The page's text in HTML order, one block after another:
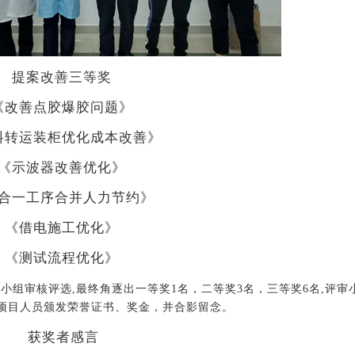
提案改善三等奖
改善点胶爆胶问题》
运装柜优化成本改善》
示波器改善优化》
一工序合并人力节约》
《借电施工优化》
《测试流程优化》
审核评选,最终角逐出一等奖1名，二等奖3名，三等奖6名,评审
目人员颁发荣誉证书、奖金，并合影留念。
获奖者感言